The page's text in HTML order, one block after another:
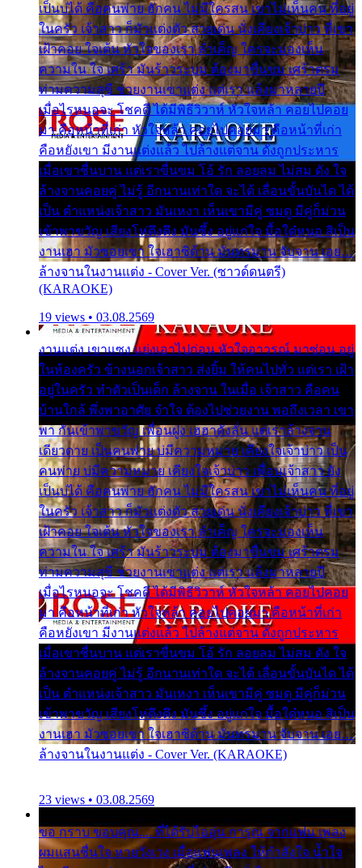
เป็นบ่ได้ คือคนพ่าย ฮักคน ไม่มีใครสน เขาไม่เห็นคน ที่อยู่
ในครัว เจ้าสาว ก็มัวแต่งตัว สวยเด่น นั่งเคียงเจ้าบ่าว ที่เขา
เฝ้าคอย ใจเต้น หัวใจของเรา ลำเค็ญ ใครจะมองเห็น
ความใน ใจ เศร้า มันร้าวระบม ต้องมาขื่นขม เศร้าตรม
ท่ามความสุขี ช่วยงานเขาแต่ง แต่เรา แล้งมาหลายปี
เมื่อไรหนอจะ โชคดี ได้มีพิธีวิวาห์ หัวใจหล้า คอยไปคอย
มา คือหน้าที่เก่า หัวใจหล้า คอยไปคอยมา คือหน้าที่เก่า
คือหยังเขา มีงานแต่งแล้ว ไปล้างแต่จาน ดั่งถูกประหาร
เมื่อเขาชื่นบาน แต่เราขื่นขม โอ้ รัก ลอยลม ไม่สม ดัง ใจ
ล้างจานคอยคู่ ไม่รู้ อีกนานเท่าใด จะได้ เลื่อนขั้นบันได ได้
เป็น ตำแหน่งเจ้าสาว มันเหงา เห็นเขามีคู่ ซมดู มีคู่ก็ม่วน
เข้าพาขวัญ เสียงโห่ตึงตึง มันซึ้ง อยู่แก่ใจ มื้อใด๋หนอ สิเป็น
งานเฮา มัวซอยเขา ใจเฮาซิด้าน มันทรมาน จับจาน เอย…
ล้างจานในงานแต่ง - Cover Ver. (ซาวด์ดนตรี)
(KARAOKE)
19 views • 03.08.2569
งานแต่ง เขาแซง แย่งเอาไปก่อน หัวใจอาวรณ์ มาซ่อน อยู่
ในห้องครัว ข้างนอกเจ้าสาว ส่งยิ้ม ให้คนไปทั่ว แต่เรา เฝ้า
อยู่ในครัว ทำตัวเป็นเด็ก ล้างจาน ในเมื่อ เจ้าสาว คือคน
บ้านใกล้ พึ่งพาอาศัย จำใจ ต้องไปช่วยงาน พอถึงเวลา เขา
พา กันเข้าพาขวัญ เพื่อนฝูง เฮฮาดังลั่น แต่เราล้างจาน
เดียวดาย เป็นคนพ่าย บ่มีความหมาย เคียงใจเจ้าบ่าว เป็น
คนพ่าย บ่มีความหมาย เคียงใจเจ้าบ่าว เพื่อนเจ้าสาว ยัง
เป็นบ่ได้ คือคนพ่าย ฮักคน ไม่มีใครสน เขาไม่เห็นคน ที่อยู่
ในครัว เจ้าสาว ก็มัวแต่งตัว สวยเด่น นั่งเคียงเจ้าบ่าว ที่เขา
เฝ้าคอย ใจเต้น หัวใจของเรา ลำเค็ญ ใครจะมองเห็น
ความใน ใจ เศร้า มันร้าวระบม ต้องมาขื่นขม เศร้าตรม
ท่ามความสุขี ช่วยงานเขาแต่ง แต่เรา แล้งมาหลายปี
เมื่อไรหนอจะ โชคดี ได้มีพิธีวิวาห์ หัวใจหล้า คอยไปคอย
มา คือหน้าที่เก่า หัวใจหล้า คอยไปคอยมา คือหน้าที่เก่า
คือหยังเขา มีงานแต่งแล้ว ไปล้างแต่จาน ดั่งถูกประหาร
เมื่อเขาชื่นบาน แต่เราขื่นขม โอ้ รัก ลอยลม ไม่สม ดัง ใจ
ล้างจานคอยคู่ ไม่รู้ อีกนานเท่าใด จะได้ เลื่อนขั้นบันได ได้
เป็น ตำแหน่งเจ้าสาว มันเหงา เห็นเขามีคู่ ซมดู มีคู่ก็ม่วน
เข้าพาขวัญ เสียงโห่ตึงตึง มันซึ้ง อยู่แก่ใจ มื้อใด๋หนอ สิเป็น
งานเฮา มัวซอยเขา ใจเฮาซิด้าน มันทรมาน จับจาน เอย…
ล้างจานในงานแต่ง - Cover Ver. (KARAOKE)
23 views • 03.08.2569
ขอ กราบ ขอบคุณ.... ที่ได้รับไออุ่น การุณ จากแฟน เพลง
ผมแสนชื่นใจ หายวังเวง เมื่อแฟนเพลง ให้กำลังใจ น้ำใจ